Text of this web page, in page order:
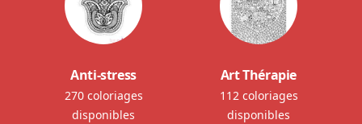
Anti-stress
270 coloriages
disponibles
Art Thérapie
112 coloriages
disponibles